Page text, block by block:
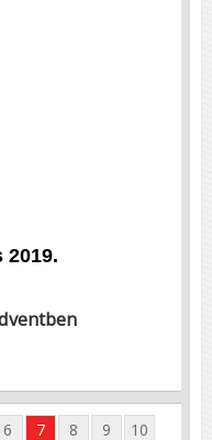
2019.
6 7 8 9 10